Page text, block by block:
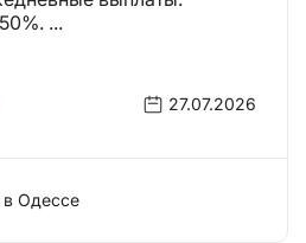
Зарплата девушек 50%. ...
27.07.2026
в Одессе